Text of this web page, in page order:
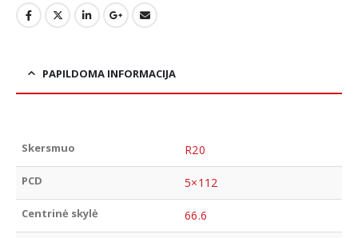
PAPILDOMA INFORMACIJA
Skersmuo R20
PCD 5×112
Centrinė skylė 66.6